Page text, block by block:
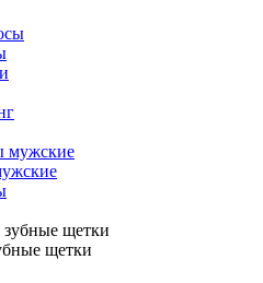
щетки